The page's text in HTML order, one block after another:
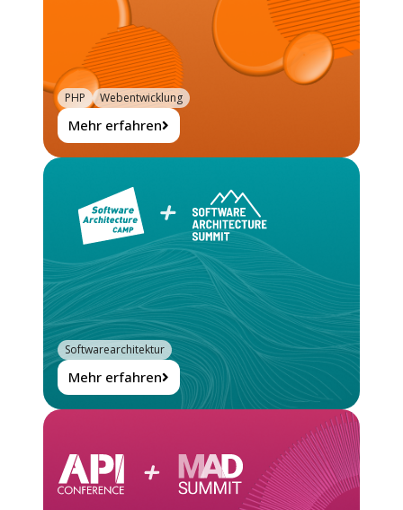
Mehr erfahren
PHP Webentwicklung
Mehr erfahren
Softwarearchitektur